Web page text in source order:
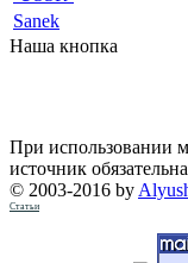
Sanek
Наша кнопка
При использовании
источник обязательна
© 2003-2016 by
Статьи